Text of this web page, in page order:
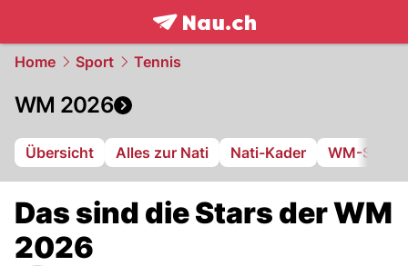
frontpage.NAU.ch
Home Sport Tennis
WM 2026
Übersicht Alles zur Nati Nati-Kader WM-
Das sind die Stars der WM
2026